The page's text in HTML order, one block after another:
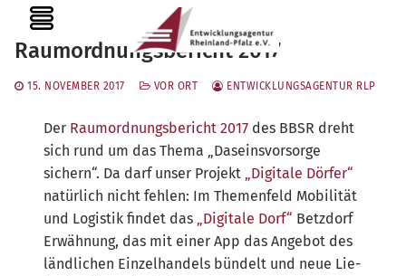
Inhalt
springen
Raumordnungsbericht 2017
15. NOVEMBER 2017 VOR ORT ENTWICKLUNGSAGENTUR RLP
Der Raum­ord­nungs­be­richt 2017 des BBSR dreht
sich rund um das The­ma „Daseins­vor­sor­ge
sichern“. Da darf unser Pro­jekt „Digi­ta­le Dör­fer“
natür­lich nicht feh­len: Im The­men­feld Mobi­li­tät
und Logis­tik fin­det das „Digi­ta­le Dorf“ Betz­dorf
Erwäh­nung, das mit einer App das Ange­bot des
länd­li­chen Ein­zel­han­dels bün­delt und neue Lie­